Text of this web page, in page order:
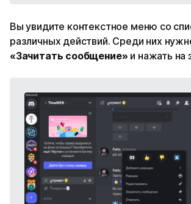
Вы увидите контекстное меню со
различных действий. Среди них
«Зачитать сообщение» и нажать на